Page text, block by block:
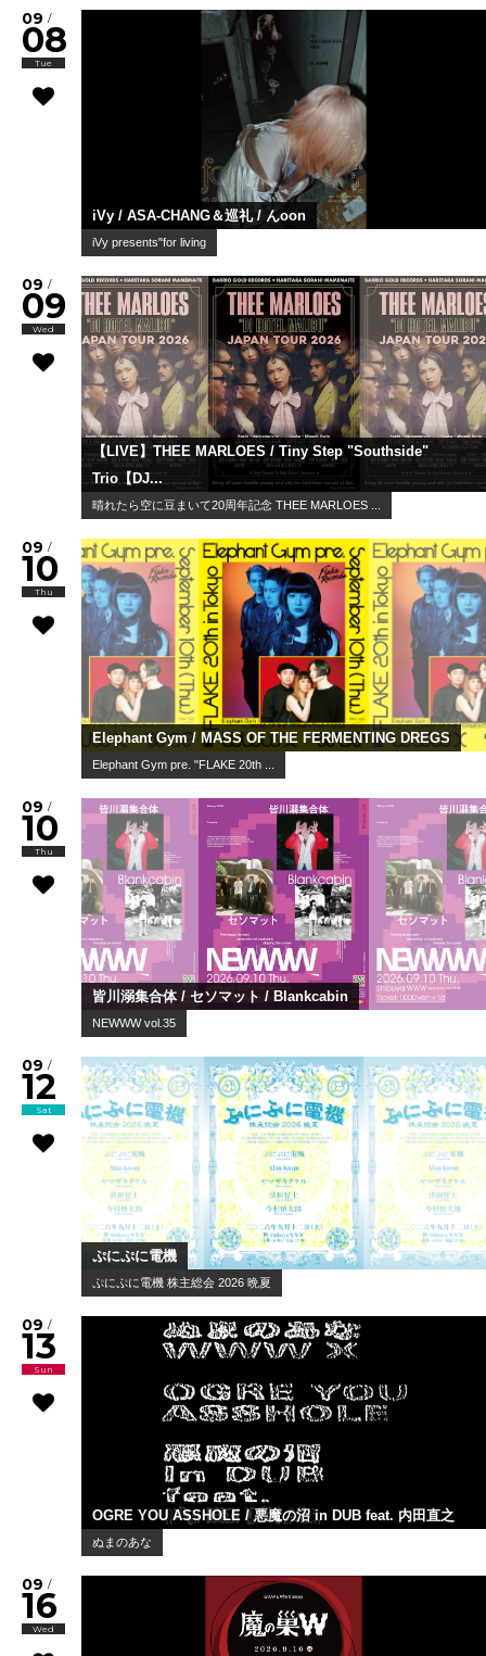
09 /
08
Tue
iVy / ASA-CHANG＆巡礼 / んoon
iVy presents"for living
09 /
09
Wed
【LIVE】THEE MARLOES / Tiny Step "Southside"
Trio【DJ...
晴れたら空に豆まいて20周年記念 THEE MARLOES ...
09 /
10
Thu
Elephant Gym / MASS OF THE FERMENTING DREGS
Elephant Gym pre. "FLAKE 20th ...
09 /
10
Thu
皆川溺集合体 / セソマット / Blankcabin
NEWWW vol.35
09 /
12
Sat
ぷにぷに電機
ぷにぷに電機 株主総会 2026 晩夏
09 /
13
Sun
OGRE YOU ASSHOLE / 悪魔の沼 in DUB feat. 内田直之
ぬまのあな
09 /
16
Wed